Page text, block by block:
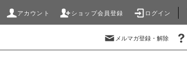
アカウント ショップ会員登録 ログイン
メルマガ登録・解除